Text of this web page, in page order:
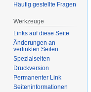
Häufig gestellte Fragen
Werkzeuge
Links auf diese Seite
Änderungen an
verlinkten Seiten
Spezialseiten
Druckversion
Permanenter Link
Seiten­informationen